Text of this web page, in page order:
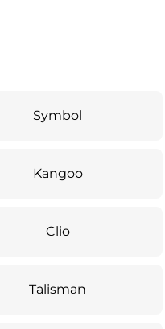
Symbol
Kangoo
Clio
Talisman